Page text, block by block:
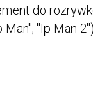
do
"Ip Man